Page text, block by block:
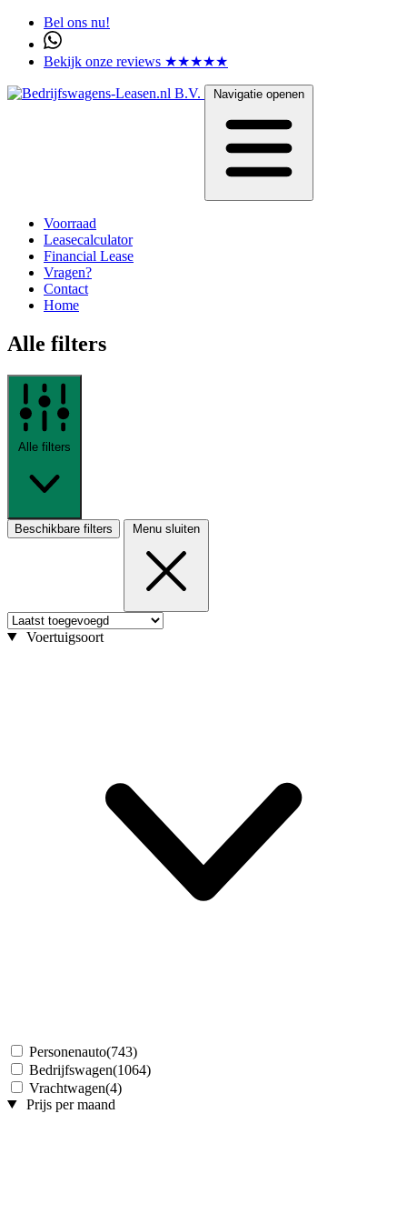
Bel ons nu!
Bekijk onze reviews ★★★★★
Navigatie openen
Voorraad
Leasecalculator
Financial Lease
Vragen?
Contact
Home
Alle filters
Alle filters
Beschikbare filters Menu sluiten
Voertuigsoort
Personenauto(743)
Bedrijfswagen(1064)
Vrachtwagen(4)
Prijs per maand